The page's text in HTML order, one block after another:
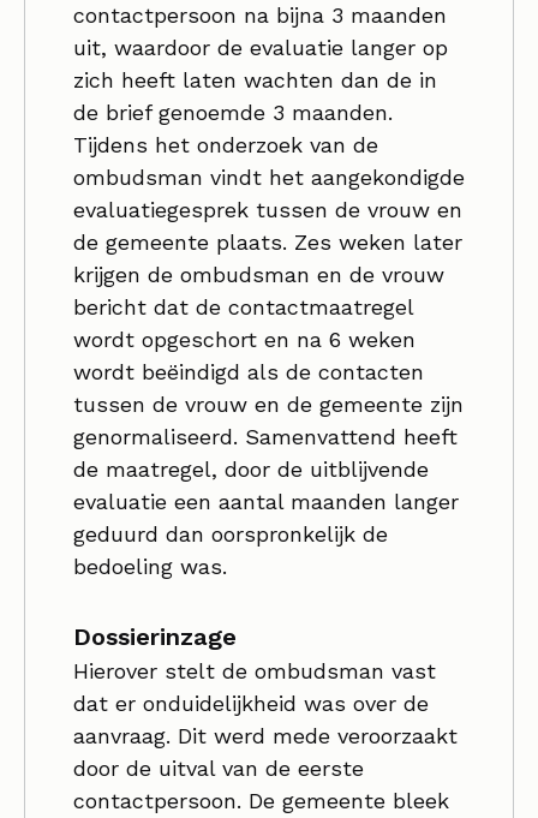
contactpersoon na bijna 3 maanden
uit, waardoor de evaluatie langer op
zich heeft laten wachten dan de in
de brief genoemde 3 maanden.
Tijdens het onderzoek van de
ombudsman vindt het aangekondigde
evaluatiegesprek tussen de vrouw en
de gemeente plaats. Zes weken later
krijgen de ombudsman en de vrouw
bericht dat de contactmaatregel
wordt opgeschort en na 6 weken
wordt beëindigd als de contacten
tussen de vrouw en de gemeente zijn
genormaliseerd. Samenvattend heeft
de maatregel, door de uitblijvende
evaluatie een aantal maanden langer
geduurd dan oorspronkelijk de
bedoeling was.
Dossierinzage
Hierover stelt de ombudsman vast
dat er onduidelijkheid was over de
aanvraag. Dit werd mede veroorzaakt
door de uitval van de eerste
contactpersoon. De gemeente bleek